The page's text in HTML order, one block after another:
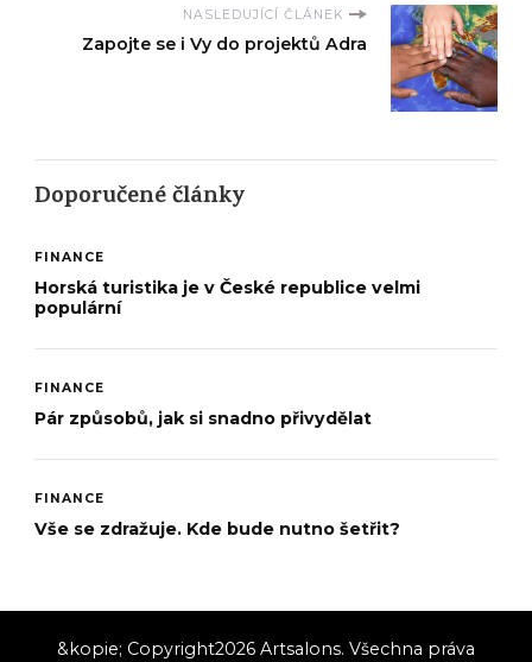
NASLEDUJÍCÍ ČLÁNEK
Zapojte se i Vy do projektů Adra
Doporučené články
FINANCE
Horská turistika je v České republice velmi
populární
FINANCE
Pár způsobů, jak si snadno přivydělat
FINANCE
Vše se zdražuje. Kde bude nutno šetřit?
&kopie; Copyright2026 Artsalons. Všechna práva